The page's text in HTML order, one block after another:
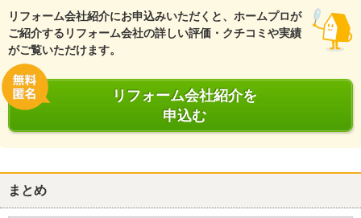
リフォーム会社紹介にお申込みいただくと、ホームプロが
ご紹介するリフォーム会社の詳しい評価・クチコミや実績
がご覧いただけます。
リフォーム会社紹介を
申込む
まとめ